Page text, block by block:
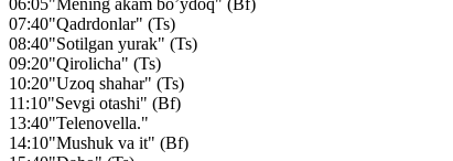
07:40"Qadrdonlar" (Ts)
08:40"Sotilgan yurak" (Ts)
09:20"Qirolicha" (Ts)
10:20"Uzoq shahar" (Ts)
11:10"Sevgi otashi" (Bf)
13:40"Telenovella."
14:10"Mushuk va it" (Bf)